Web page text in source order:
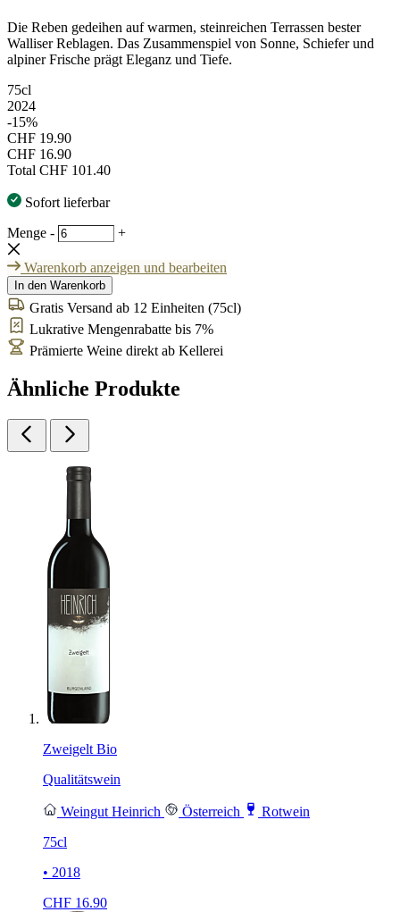
Die Reben gedeihen auf warmen, steinreichen Terrassen bester
Walliser Reblagen. Das Zusammenspiel von Sonne, Schiefer und
alpiner Frische prägt Eleganz und Tiefe.
75cl
2024
-15%
CHF 19.90
CHF 16.90
Total CHF 101.40
Sofort lieferbar
Menge - +
Warenkorb anzeigen und bearbeiten
In den Warenkorb
Gratis Versand ab 12 Einheiten (75cl)
Lukrative Mengenrabatte bis 7%
Prämierte Weine direkt ab Kellerei
Ähnliche Produkte
Zweigelt Bio
Qualitätswein
Weingut Heinrich Österreich
Rotwein
75cl
• 2018
CHF 16.90